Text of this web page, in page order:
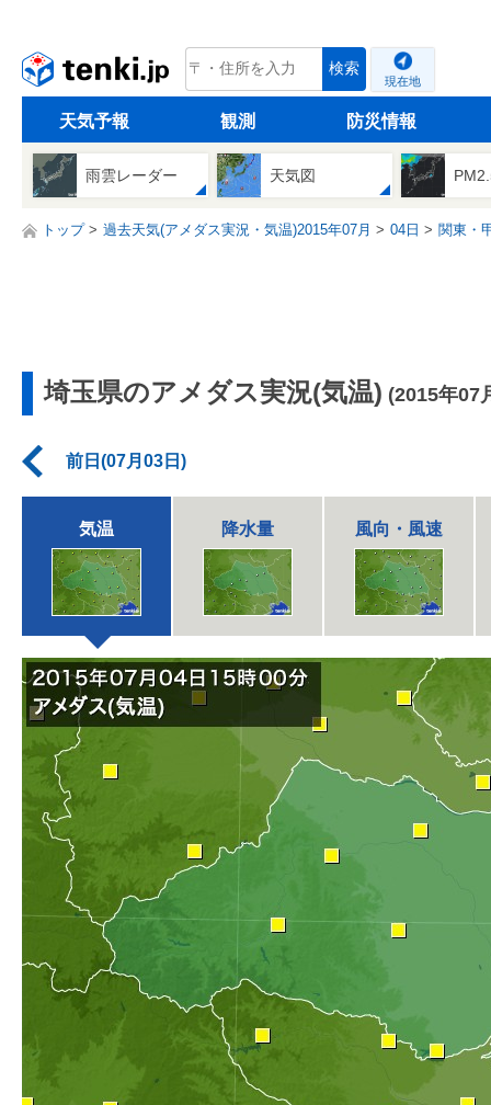
tenki.jp 検索
現在地
天気予報 観測 防災情報
雨雲レーダー 天気図
トップ 過去天気(アメダス実況・気温)2015年07月 04日 関東・
埼玉県のアメダス実況(気温) (2015年07
前日(07月03日)
気温 降水量 風向・風速